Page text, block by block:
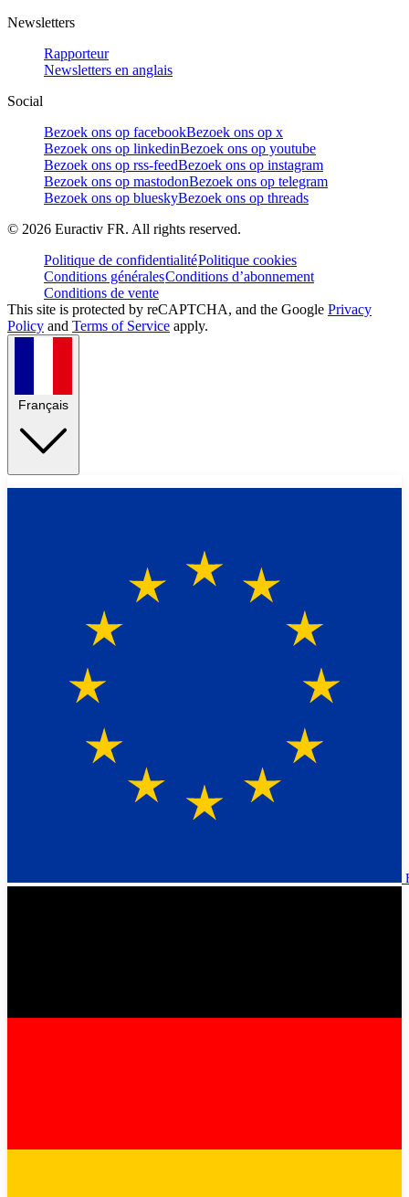
Newsletters
Rapporteur
Newsletters en anglais
Social
Bezoek ons op facebookBezoek ons op x
Bezoek ons op linkedinBezoek ons op youtube
Bezoek ons op rss-feedBezoek ons op instagram
Bezoek ons op mastodonBezoek ons op telegram
Bezoek ons op blueskyBezoek ons op threads
© 2026 Euractiv FR. All rights reserved.
Politique de confidentialitéPolitique cookies
Conditions généralesConditions d’abonnement
Conditions de vente
This site is protected by reCAPTCHA, and the Google Privacy
Policy and Terms of Service apply.
Français